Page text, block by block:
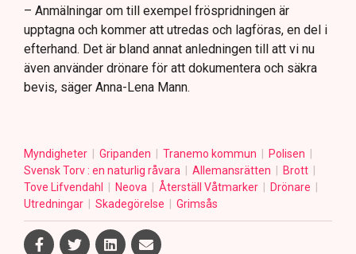
– Anmälningar om till exempel fröspridningen är
upptagna och kommer att utredas och lagföras, en del i
efterhand. Det är bland annat anledningen till att vi nu
även använder drönare för att dokumentera och säkra
bevis, säger Anna-Lena Mann.
Myndigheter Gripanden Tranemo kommun
Polisen
Svensk Torv : en naturlig råvara
Allemansrätten
Brott
Tove Lifvendahl
Neova Återställ Våtmarker
Drönare
Utredningar
Skadegörelse Grimsås